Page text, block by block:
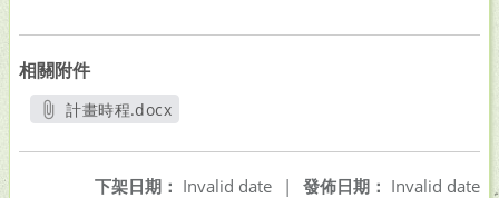
相關附件
計畫時程.docx
發佈日期： Invalid date
下架日期： Invalid date
|